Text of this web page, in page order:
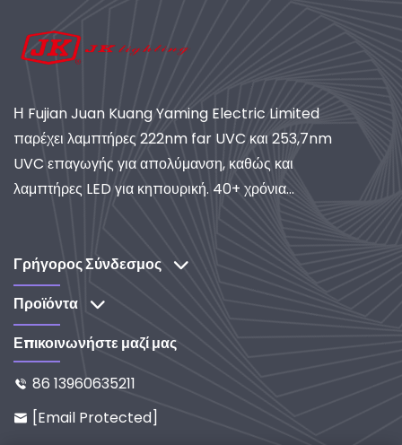
Η Fujian Juan Kuang Yaming Electric Limited
παρέχει λαμπτήρες 222nm far UVC και 253,7nm
UVC επαγωγής για απολύμανση, καθώς και
λαμπτήρες LED για κηπουρική. 40+ χρόνια
και καθαρισμού. Ανακαλύψτε τις λύσεις μας με
έμφαση στην έρευνα και ανάπτυξη.
Γρήγορος Σύνδεσμος
Προϊόντα
Επικοινωνήστε μαζί μας
 86 13960635211
 [email Protected]